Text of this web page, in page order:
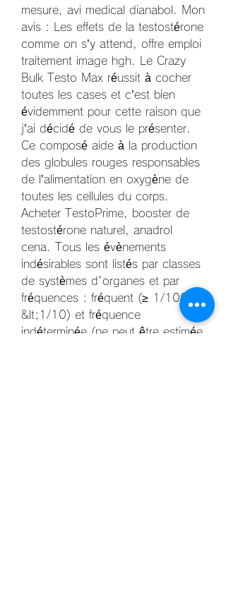
mesure, avi medical dianabol. Mon
avis : Les effets de la testostérone
comme on s’y attend, offre emploi
traitement image hgh. Le Crazy
Bulk Testo Max réussit à cocher
toutes les cases et c’est bien
évidemment pour cette raison que
j’ai décidé de vous le présenter.
Ce composé aide à la production
des globules rouges responsables
de l’alimentation en oxygène de
toutes les cellules du corps.
Acheter TestoPrime, booster de
testostérone naturel, anadrol
cena. Tous les évènements
indésirables sont listés par classes
de systèmes d'organes et par
fréquences : fréquent (≥ 1/100 à
&lt;1/10) et fréquence
indéterminée (ne peut être estimée